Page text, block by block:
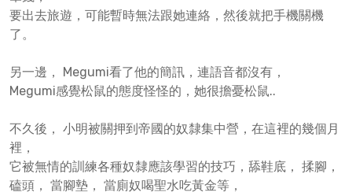
要出去旅遊，可能暫時無法跟她連絡，然後就把手機關機
了。
另一邊， Megumi看了他的簡訊，連語音都沒有，
Megumi感覺松鼠的態度怪怪的，她很擔憂松鼠..
不久後， 小明被關押到帝國的奴隸集中營，在這裡的幾個月
裡，
它被無情的訓練各種奴隸應該學習的技巧，舔鞋底， 揉腳，
磕頭， 當腳墊， 當廁奴喝聖水吃黃金等，